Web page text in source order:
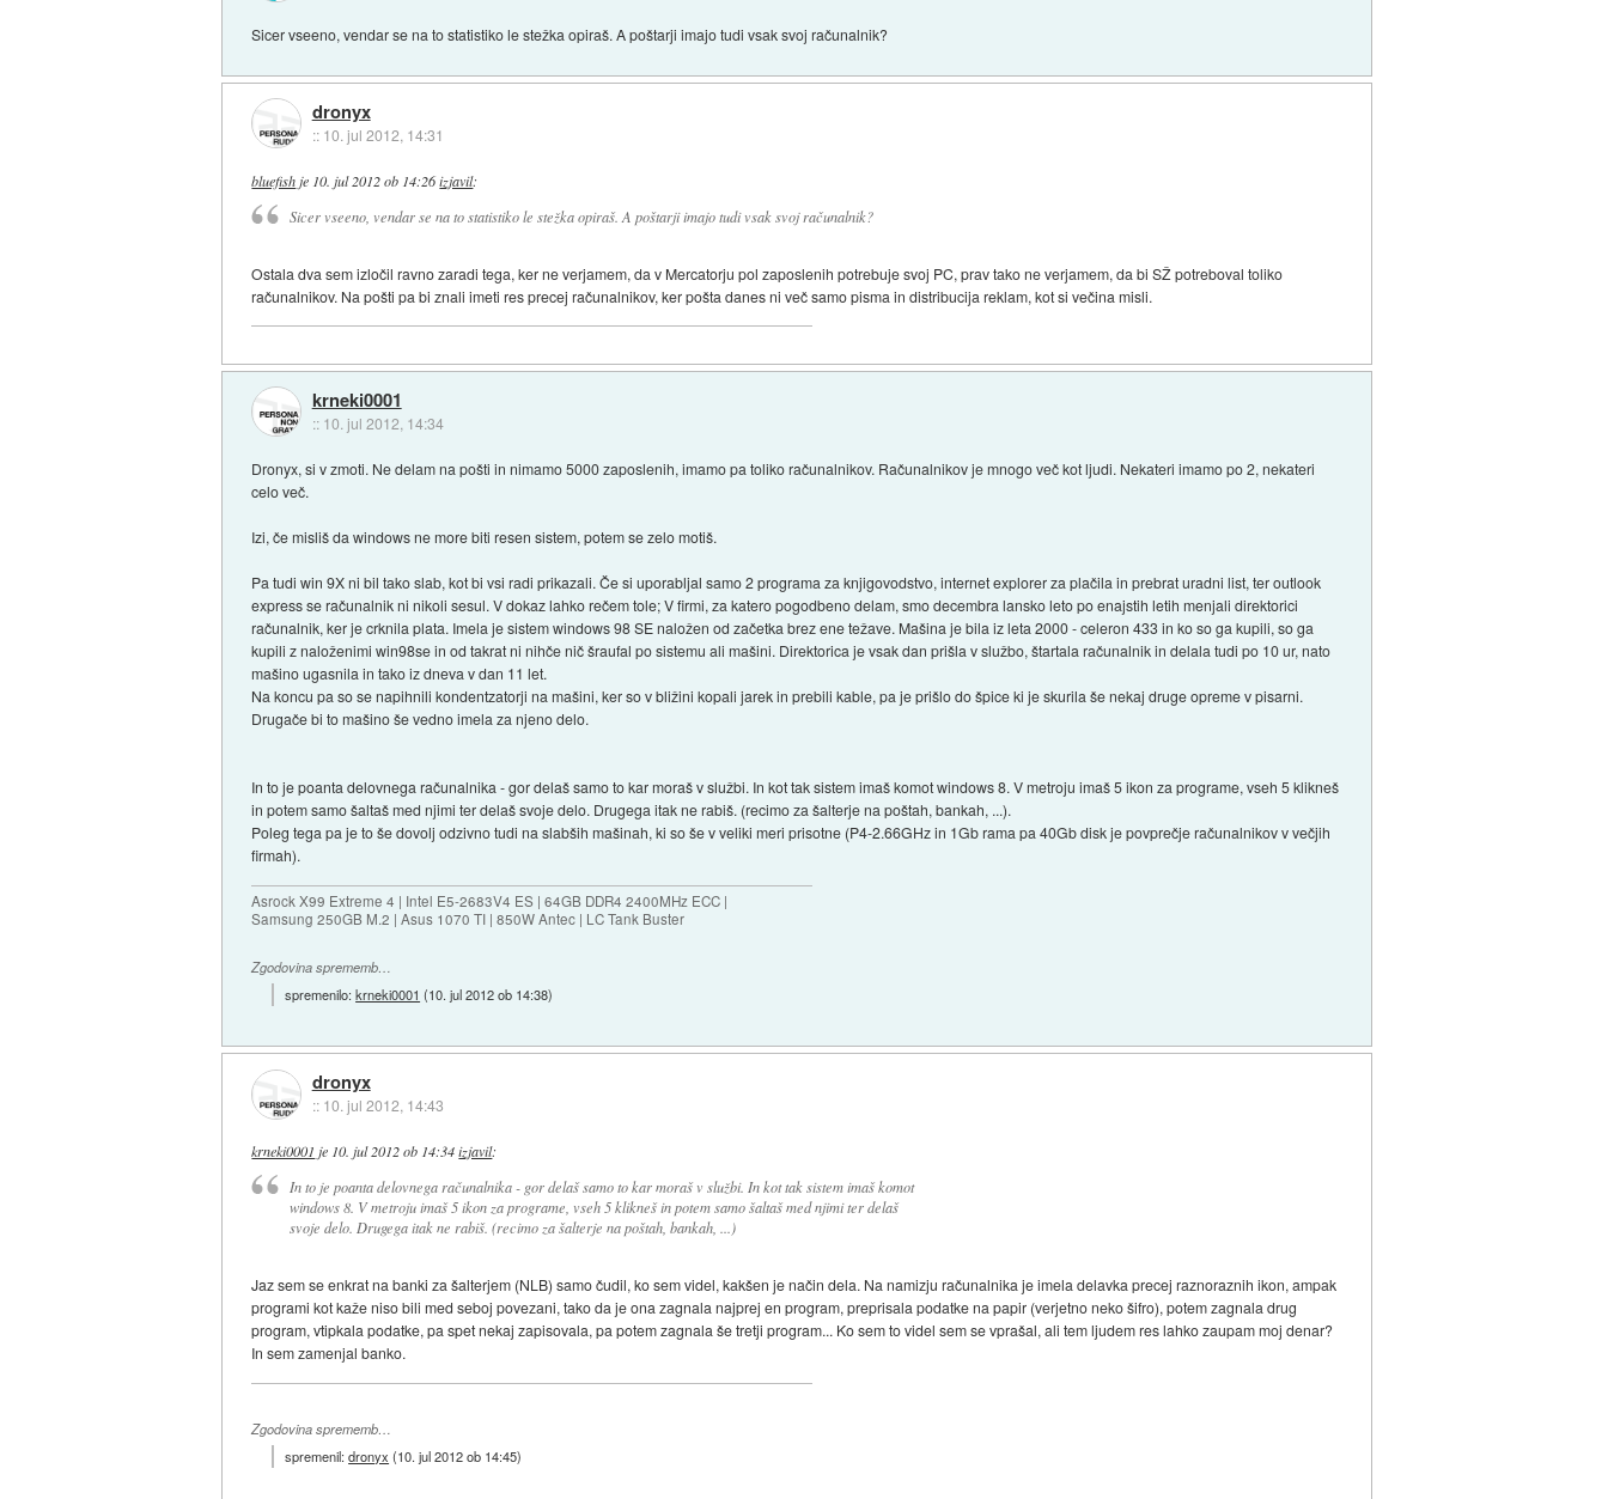
Sicer vseeno, vendar se na to statistiko le stežka opiraš. A poštarji imajo tudi vsak svoj računalnik?
dronyx
:: 10. jul 2012, 14:31
bluefish je 10. jul 2012 ob 14:26 izjavil:
Sicer vseeno, vendar se na to statistiko le stežka opiraš. A poštarji imajo tudi vsak svoj računalnik?
Ostala dva sem izločil ravno zaradi tega, ker ne verjamem, da v Mercatorju pol zaposlenih potrebuje svoj PC, prav tako ne verjamem, da bi SŽ potreboval toliko
računalnikov. Na pošti pa bi znali imeti res precej računalnikov, ker pošta danes ni več samo pisma in distribucija reklam, kot si večina misli.
krneki0001
:: 10. jul 2012, 14:34
Dronyx, si v zmoti. Ne delam na pošti in nimamo 5000 zaposlenih, imamo pa toliko računalnikov. Računalnikov je mnogo več kot ljudi. Nekateri imamo po 2, nekateri
celo več.
Izi, če misliš da windows ne more biti resen sistem, potem se zelo motiš.
Pa tudi win 9X ni bil tako slab, kot bi vsi radi prikazali. Če si uporabljal samo 2 programa za knjigovodstvo, internet explorer za plačila in prebrat uradni list, ter outlook
express se računalnik ni nikoli sesul. V dokaz lahko rečem tole; V firmi, za katero pogodbeno delam, smo decembra lansko leto po enajstih letih menjali direktorici
računalnik, ker je crknila plata. Imela je sistem windows 98 SE naložen od začetka brez ene težave. Mašina je bila iz leta 2000 - celeron 433 in ko so ga kupili, so ga
kupili z naloženimi win98se in od takrat ni nihče nič šraufal po sistemu ali mašini. Direktorica je vsak dan prišla v službo, štartala računalnik in delala tudi po 10 ur, nato
mašino ugasnila in tako iz dneva v dan 11 let.
Na koncu pa so se napihnili kondentzatorji na mašini, ker so v bližini kopali jarek in prebili kable, pa je prišlo do špice ki je skurila še nekaj druge opreme v pisarni.
Drugače bi to mašino še vedno imela za njeno delo.
In to je poanta delovnega računalnika - gor delaš samo to kar moraš v službi. In kot tak sistem imaš komot windows 8. V metroju imaš 5 ikon za programe, vseh 5 klikneš
in potem samo šaltaš med njimi ter delaš svoje delo. Drugega itak ne rabiš. (recimo za šalterje na poštah, bankah, ...).
Poleg tega pa je to še dovolj odzivno tudi na slabših mašinah, ki so še v veliki meri prisotne (P4-2.66GHz in 1Gb rama pa 40Gb disk je povprečje računalnikov v večjih
firmah).
Asrock X99 Extreme 4 | Intel E5-2683V4 ES | 64GB DDR4 2400MHz ECC |
Samsung 250GB M.2 | Asus 1070 TI | 850W Antec | LC Tank Buster
Zgodovina sprememb…
spremenilo:krneki0001 (10. jul 2012 ob 14:38)
dronyx
:: 10. jul 2012, 14:43
krneki0001 je 10. jul 2012 ob 14:34 izjavil:
In to je poanta delovnega računalnika - gor delaš samo to kar moraš v službi. In kot tak sistem imaš komot
windows 8. V metroju imaš 5 ikon za programe, vseh 5 klikneš in potem samo šaltaš med njimi ter delaš
svoje delo. Drugega itak ne rabiš. (recimo za šalterje na poštah, bankah, ...)
Jaz sem se enkrat na banki za šalterjem (NLB) samo čudil, ko sem videl, kakšen je način dela. Na namizju računalnika je imela delavka precej raznoraznih ikon, ampak
programi kot kaže niso bili med seboj povezani, tako da je ona zagnala najprej en program, preprisala podatke na papir (verjetno neko šifro), potem zagnala drug
program, vtipkala podatke, pa spet nekaj zapisovala, pa potem zagnala še tretji program... Ko sem to videl sem se vprašal, ali tem ljudem res lahko zaupam moj denar?
In sem zamenjal banko.
Zgodovina sprememb…
spremenil:dronyx (10. jul 2012 ob 14:45)